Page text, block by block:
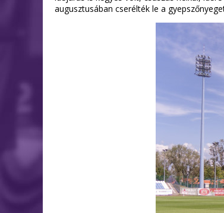
augusztusában cserélték le a